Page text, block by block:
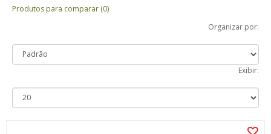
Produtos para comparar (0)
Organizar por:
Exibir: